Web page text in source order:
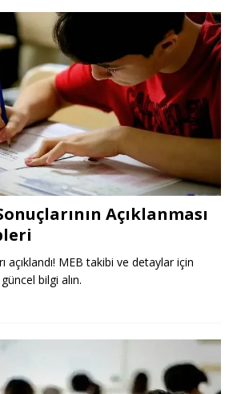
Açıklanması
açıklandı! MEB takibi ve detaylar için
bilgi alın.